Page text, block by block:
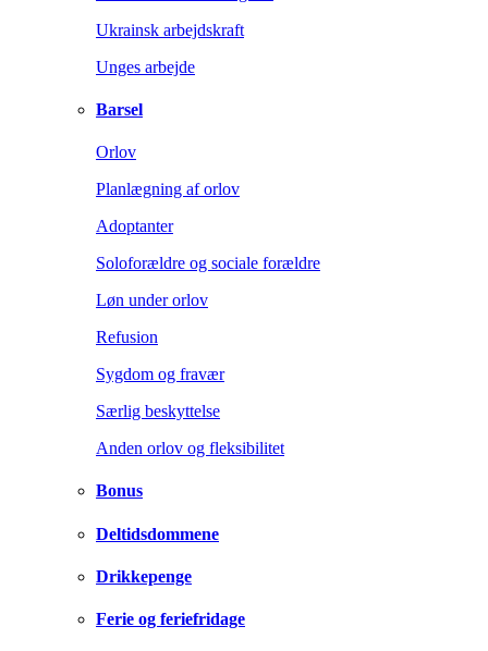
Ukrainsk arbejdskraft
Unges arbejde
Barsel
Orlov
Planlægning af orlov
Adoptanter
Soloforældre og sociale forældre
Løn under orlov
Refusion
Sygdom og fravær
Særlig beskyttelse
Anden orlov og fleksibilitet
Bonus
Deltidsdommene
Drikkepenge
Ferie og feriefridage